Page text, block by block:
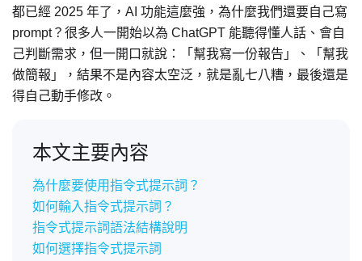
都已經 2025 年了，AI 功能這麼強，為什麼我們還要自己寫
prompt？很多人一開始以為 ChatGPT 能聽得懂人話、會自
己判斷需求，但一開口就說：「幫我寫一份報告」、「幫我
做簡報」，結果不是內容太空泛，就是亂七八糟，最後還是
得自己動手修改。
本文主要內容
為什麼要使用指令式提示詞？
如何輸入指令式提示詞？
指令式提示詞語法結構說明
如何選擇指令式提示詞